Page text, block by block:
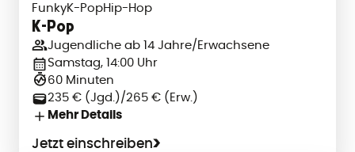
FunkyK-PopHip-Hop
K-Pop
Jugendliche ab 14 Jahre/Erwachsene
Samstag, 14:00 Uhr
60 Minuten
235 € (Jgd.)/265 € (Erw.)
Mehr Details
Jetzt einschreiben